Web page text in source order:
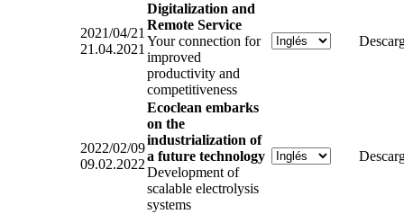
2021/04/21
21.04.2021
Digitalization and
Remote Service
Your connection for
improved
productivity and
competitiveness
2022/02/09
09.02.2022
Ecoclean embarks
on the
industrialization of
a future technology
Development of
scalable electrolysis
systems